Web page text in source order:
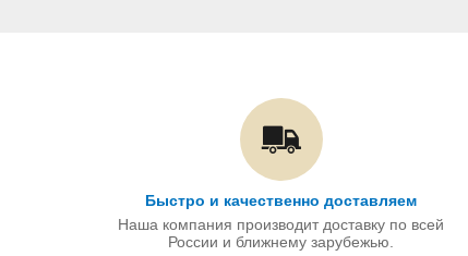
Быстро и качественно доставляем
Наша компания производит доставку по всей
России и ближнему зарубежью.